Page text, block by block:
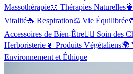
Massothérapie🌼 Thérapies Naturelles🍵
Vitalité🐬 Respiration⚖️ Vie Équilibrée
Accessoires de Bien-Être💇‍♀️ Soin des
Herboristerie 🥬 Produits Végétaliens🌍
Environnement et Éthique